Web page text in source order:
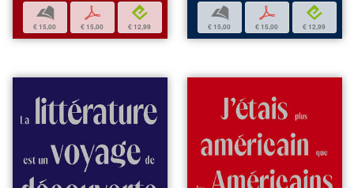
b
€ 15,00
p
€ 15,00
e
€ 12,99
b
€ 15,00
p
€ 15,00
e
€ 12,99